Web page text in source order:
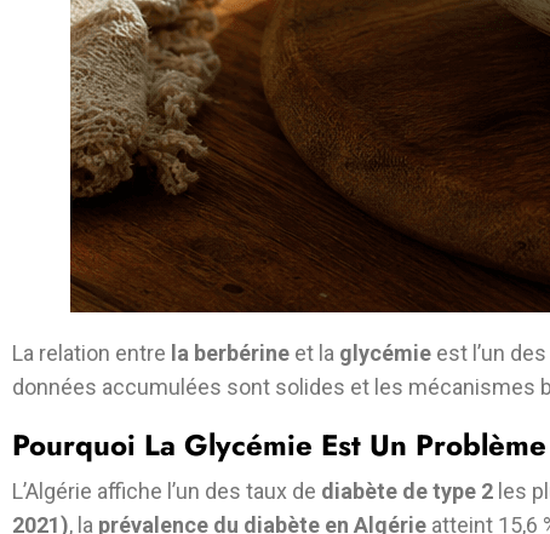
La relation entre la berbérine et la glycémie est l’un
données accumulées sont solides et les mécanismes
Pourquoi La Glycémie Est Un
L’Algérie affiche l’un des taux de diabète de type 2 les
2021), la prévalence du diabète en Algérie atteint 15,6